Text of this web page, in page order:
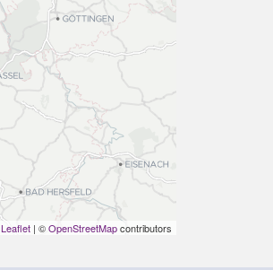
Leaflet| ©OpenStreetMapcontributors